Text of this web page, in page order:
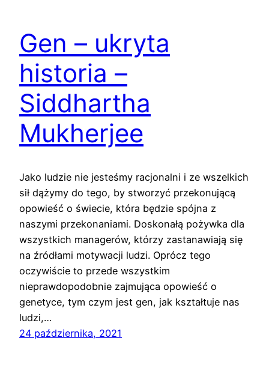
Gen – ukryta
historia –
Siddhartha
Mukherjee
Jako ludzie nie jesteśmy racjonalni i ze wszelkich
sił dążymy do tego, by stworzyć przekonującą
opowieść o świecie, która będzie spójna z
naszymi przekonaniami. Doskonałą pożywka dla
wszystkich managerów, którzy zastanawiają się
na źródłami motywacji ludzi. Oprócz tego
oczywiście to przede wszystkim
nieprawdopodobnie zajmująca opowieść o
genetyce, tym czym jest gen, jak kształtuje nas
ludzi,…
24 października, 2021